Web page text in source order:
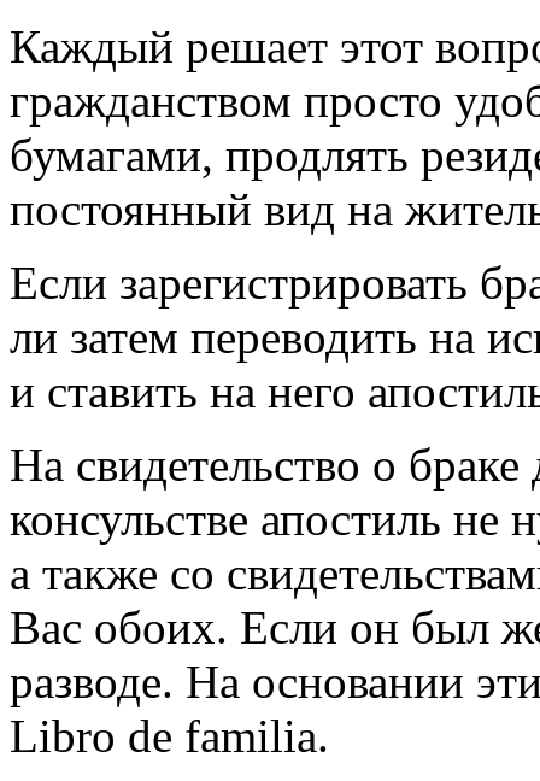
Каждый решает этот
гражданством просто
бумагами, продлять
постоянный вид на
Если зарегистрировать
ли затем переводить на
и ставить на него
На свидетельство о
консульстве апостиль
а также со
Вас обоих. Если он был
разводе. На основании
Libro de familia.